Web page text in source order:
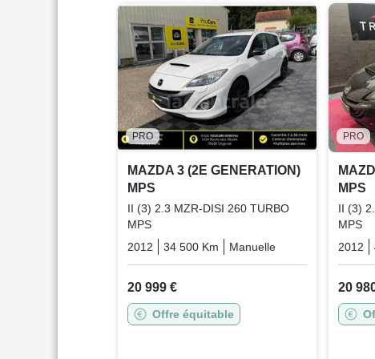
PRO
MAZDA 3 (2E GENERATION)
MPS
II (3) 2.3 MZR-DISI 260 TURBO
MPS
2012
34 500 Km Manuelle
20 999 €
Offre équitable
PRO
MPS
II (3)
MPS
2012
20